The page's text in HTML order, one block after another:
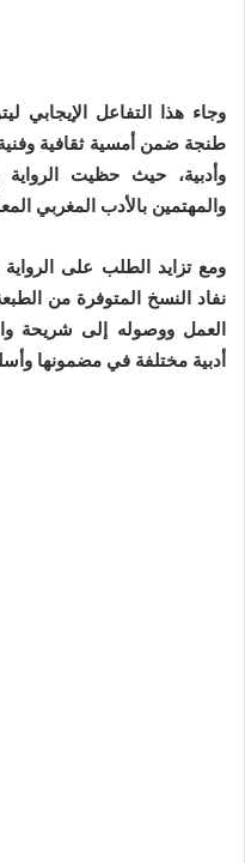
وجاء هذا التفاعل الإيجابي
طنجة ضمن أمسية ثقافية
وأدبية، حيث حظيت الرواية
والمهتمين بالأدب المغربي
ومع تزايد الطلب على الرواية
نفاد النسخ المتوفرة من
العمل ووصوله إلى شريحة
أدبية مختلفة في مضمونها